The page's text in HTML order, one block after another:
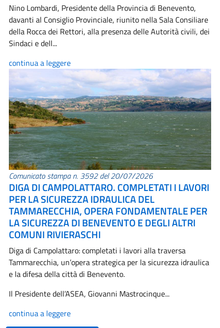
Nino Lombardi, Presidente della Provincia di Benevento,
davanti al Consiglio Provinciale, riunito nella Sala Consiliare
della Rocca dei Rettori, alla presenza delle Autorità civili, dei
Sindaci e dell...
continua a leggere
Comunicato stampa n. 3592 del 20/07/2026
DIGA DI CAMPOLATTARO. COMPLETATI I LAVORI
PER LA SICUREZZA IDRAULICA DEL
TAMMARECCHIA, OPERA FONDAMENTALE PER
LA SICUREZZA DI BENEVENTO E DEGLI ALTRI
COMUNI RIVIERASCHI
Diga di Campolattaro: completati i lavori alla traversa
Tammarecchia, un’opera strategica per la sicurezza idraulica
e la difesa della città di Benevento.
Il Presidente dell’ASEA, Giovanni Mastrocinque...
continua a leggere